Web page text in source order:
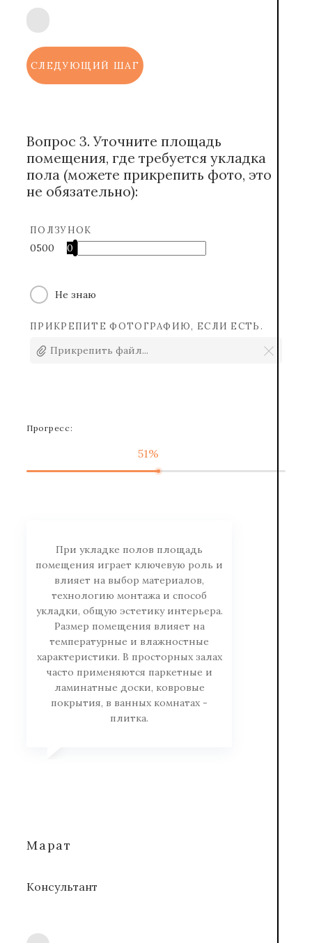
СЛЕДУЮЩИЙ ШАГ
Вопрос 3. Уточните площадь
помещения, где требуется укладка
пола (можете прикрепить фото, это
не обязательно):
ПОЛЗУНОК
0500 0
Не знаю
ПРИКРЕПИТЕ ФОТОГРАФИЮ, ЕСЛИ ЕСТЬ.
Прикрепить файл...
Прогресс:
51%
При укладке полов площадь
помещения играет ключевую роль и
влияет на выбор материалов,
технологию монтажа и способ
укладки, общую эстетику интерьера.
Размер помещения влияет на
температурные и влажностные
характеристики. В просторных залах
часто применяются паркетные и
ламинатные доски, ковровые
покрытия, в ванных комнатах -
плитка.
Марат
Консультант